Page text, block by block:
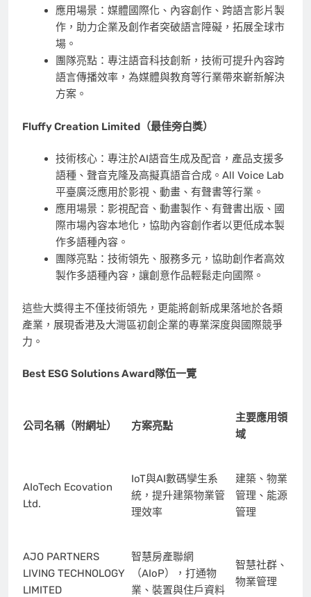
應用場景：媒體國際化、內容創作、跨語言影片製
作，助力企業及創作者突破語言障礙，拓展全球市
場。
團隊亮點：專注語音科技創新，技術可提升內容跨
語言傳播效率，為媒體與教育等行業帶來嶄新解決
方案。
Fluffy Creation Limited （最佳旁白獎）
技術核心：專注於AI語音生成及配音，產品支援多
語種、聲音克隆及高擬真語音合成。All Voice Lab
平臺廣泛應用於影視、動畫、有聲書等行業。
應用場景：影視配音、動畫製作、有聲書出版、國
際市場內容本地化，協助內容創作者以更低成本製
作多語種內容。
團隊亮點：技術領先、服務多元，協助創作者高效
製作多語種內容，讓創意作品輕鬆走向國際。
這些大獎得主不僅技術領先，更能將創新成果落地於各類
產業，展現香港及大灣區初創企業的專業深度與國際競爭
力。
Best ESG Solutions Award隊伍一覽
公司名稱（附網址） 方案亮點
主要應用領
域
AIoTech Ecovation
Ltd.
IoT與AI數碼孿生系
統，提升建築物業管
理效率
建築、物業
管理、能源
管理
AJO PARTNERS
LIVING TECHNOLOGY
LIMITED
智慧房產聯網
（AIoP），打通物
業、裝置與住戶資料
智慧社群、
物業管理